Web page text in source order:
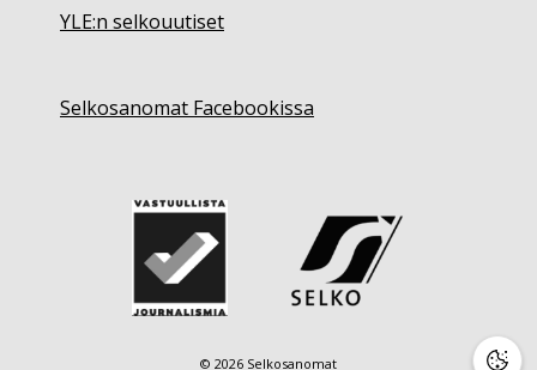
YLE:n selkouutiset
Selkosanomat Facebookissa
© 2026 Selkosanomat